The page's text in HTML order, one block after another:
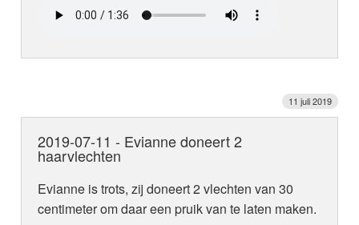
11 juli 2019
2019-07-11 - Evianne doneert 2
haarvlechten
Evianne is trots, zij doneert 2 vlechten van 30
centimeter om daar een pruik van te laten maken.